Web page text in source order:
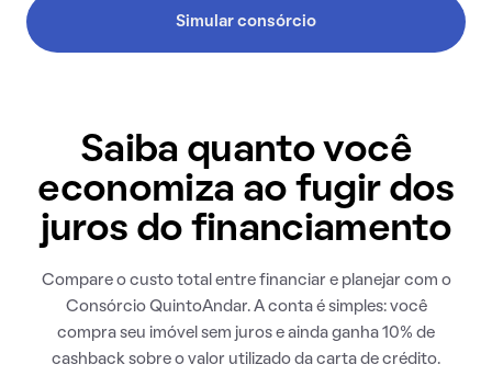
Simular consórcio
Saiba quanto você
economiza ao fugir dos
juros do financiamento
Compare o custo total entre financiar e planejar com o
Consórcio QuintoAndar. A conta é simples: você
compra seu imóvel sem juros e ainda ganha 10% de
cashback sobre o valor utilizado da carta de crédito.